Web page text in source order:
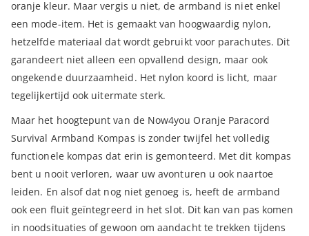
oranje kleur. Maar vergis u niet, de armband is niet enkel
een mode-item. Het is gemaakt van hoogwaardig nylon,
hetzelfde materiaal dat wordt gebruikt voor parachutes. Dit
garandeert niet alleen een opvallend design, maar ook
ongekende duurzaamheid. Het nylon koord is licht, maar
tegelijkertijd ook uitermate sterk.
Maar het hoogtepunt van de Now4you Oranje Paracord
Survival Armband Kompas is zonder twijfel het volledig
functionele kompas dat erin is gemonteerd. Met dit kompas
bent u nooit verloren, waar uw avonturen u ook naartoe
leiden. En alsof dat nog niet genoeg is, heeft de armband
ook een fluit geïntegreerd in het slot. Dit kan van pas komen
in noodsituaties of gewoon om aandacht te trekken tijdens